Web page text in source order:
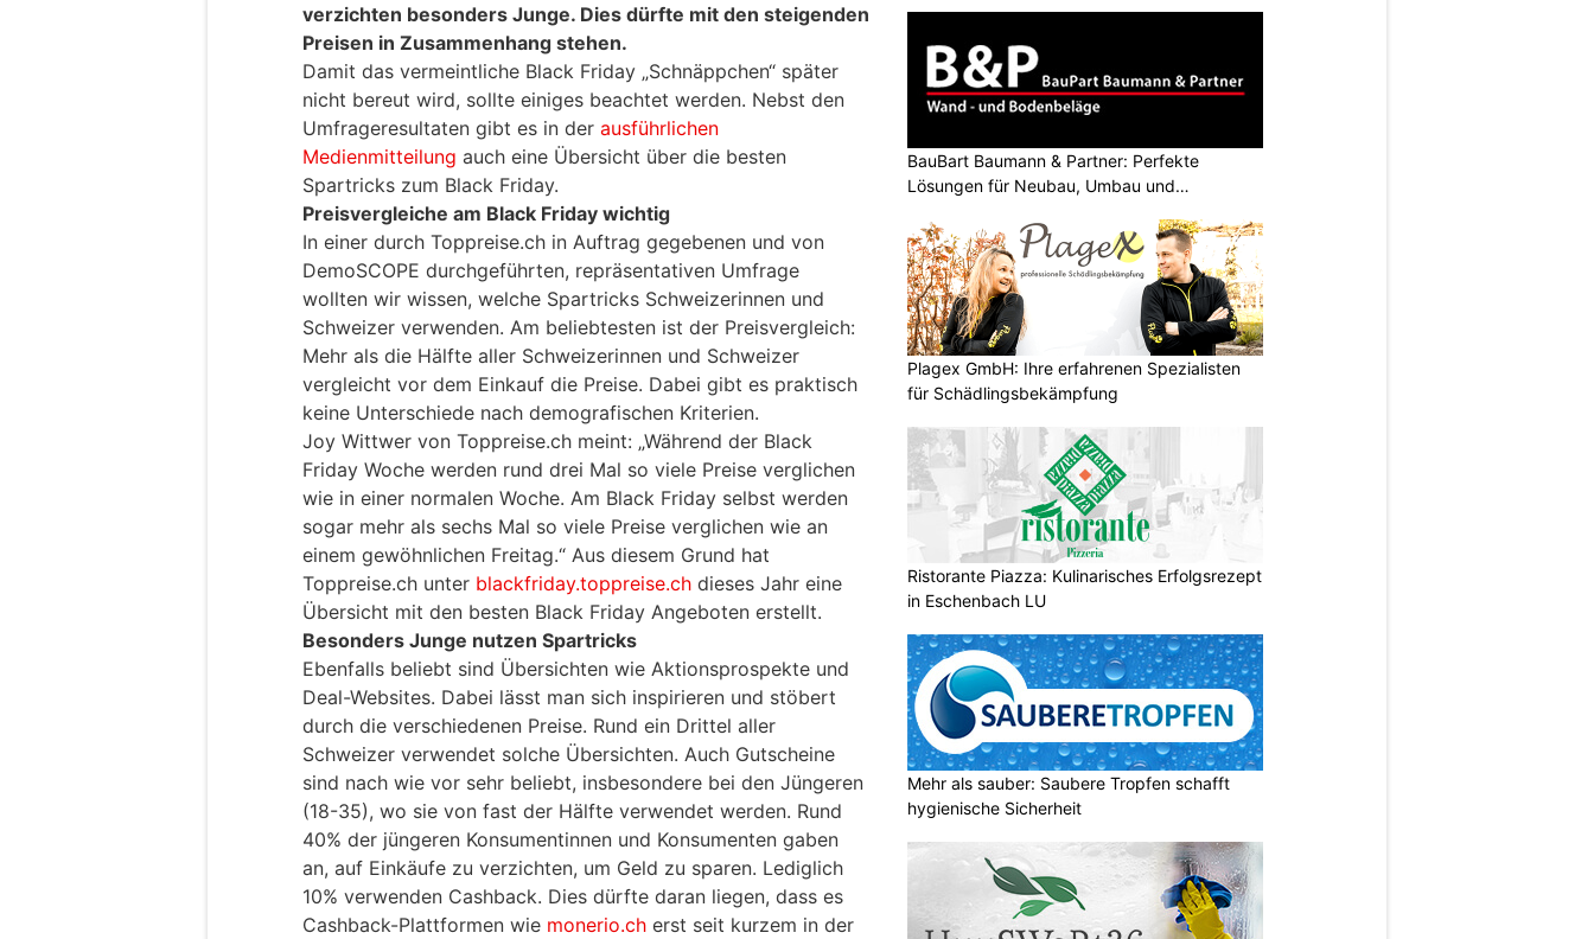
verzichten besonders Junge. Dies dürfte mit den steigenden
Preisen in Zusammenhang stehen.
Damit das vermeintliche Black Friday „Schnäppchen“ später
nicht bereut wird, sollte einiges beachtet werden. Nebst den
Umfrageresultaten gibt es in der ausführlichen
Medienmitteilung auch eine Übersicht über die besten
Spartricks zum Black Friday.
Preisvergleiche am Black Friday wichtig
In einer durch Toppreise.ch in Auftrag gegebenen und von
DemoSCOPE durchgeführten, repräsentativen Umfrage
wollten wir wissen, welche Spartricks Schweizerinnen und
Schweizer verwenden. Am beliebtesten ist der Preisvergleich:
Mehr als die Hälfte aller Schweizerinnen und Schweizer
vergleicht vor dem Einkauf die Preise. Dabei gibt es praktisch
keine Unterschiede nach demografischen Kriterien.
Joy Wittwer von Toppreise.ch meint: „Während der Black
Friday Woche werden rund drei Mal so viele Preise verglichen
wie in einer normalen Woche. Am Black Friday selbst werden
sogar mehr als sechs Mal so viele Preise verglichen wie an
einem gewöhnlichen Freitag.“ Aus diesem Grund hat
Toppreise.ch unter blackfriday.toppreise.ch dieses Jahr eine
Übersicht mit den besten Black Friday Angeboten erstellt.
Besonders Junge nutzen Spartricks
Ebenfalls beliebt sind Übersichten wie Aktionsprospekte und
Deal-Websites. Dabei lässt man sich inspirieren und stöbert
durch die verschiedenen Preise. Rund ein Drittel aller
Schweizer verwendet solche Übersichten. Auch Gutscheine
sind nach wie vor sehr beliebt, insbesondere bei den Jüngeren
(18-35), wo sie von fast der Hälfte verwendet werden. Rund
40% der jüngeren Konsumentinnen und Konsumenten gaben
an, auf Einkäufe zu verzichten, um Geld zu sparen. Lediglich
10% verwenden Cashback. Dies dürfte daran liegen, dass es
Cashback-Plattformen wie monerio.ch erst seit kurzem in der
BauBart Baumann & Partner: Perfekte
Lösungen für Neubau, Umbau und
Plagex GmbH: Ihre erfahrenen Spezialisten
für Schädlingsbekämpfung
Ristorante Piazza: Kulinarisches Erfolgsrezept
in Eschenbach LU
Mehr als sauber: Saubere Tropfen schafft
hygienische Sicherheit